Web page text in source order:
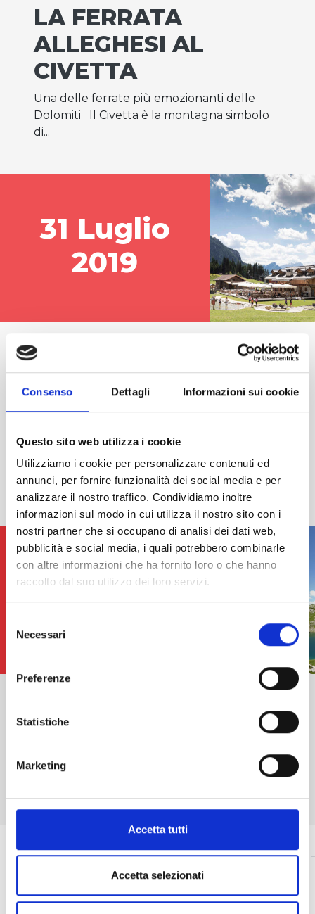
Consenso Dettagli Informazioni sui cookie
Questo sito web utilizza i cookie
Utilizziamo i cookie per personalizzare contenuti ed
annunci, per fornire funzionalità dei social media e per
analizzare il nostro traffico. Condividiamo inoltre
informazioni sul modo in cui utilizza il nostro sito con i
nostri partner che si occupano di analisi dei dati web,
pubblicità e social media, i quali potrebbero combinarle
con altre informazioni che ha fornito loro o che hanno
raccolto dal suo utilizzo dei loro servizi.
delNecessari
Preferenze
Statistiche
Marketing
Accetta tutti
Accetta selezionati
LA FERRATA
ALLEGHESI AL
CIVETTA
Una delle ferrate più emozionanti delle
Dolomiti Il Civetta è la montagna simbolo
di...
31 Luglio
2019
5 COSE DA NON
PERDERE AI PIANI DI
Pezzè per passare un'indimenticabile
giornata nel cuore delle...
12 Luglio
2019
LA VAL CIVETTA
mozzafiato La traversata della Val Civetta,
PaginaPagina
Pagina
3 Pagina
4